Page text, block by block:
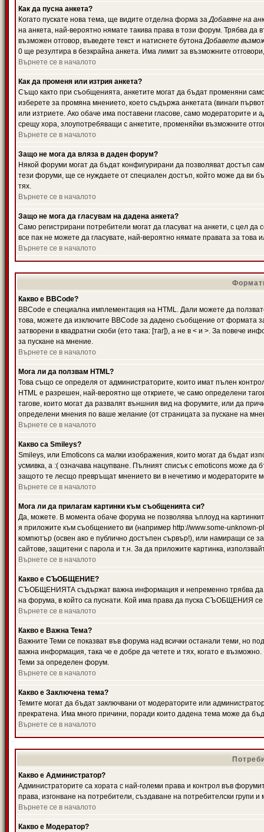
Как да пусна анкета?
Когато пускате нова тема, ще видите отделна форма заДобавяне на
на анкета, най-вероятно нямате такива права в този форум. Трябва да
възможен отговор, въведете текст и натиснете бутонаДобавете
0 ще резултира в безкрайна анкета. Има лимит за възможните
Върнете се в началото
Как да променя или изтрия анкета?
Също както при съобщенията, анкетите могат да бъдат променяни
изберете за промяна мнението, което съдържа анкетата (винаги
или изтриете. Ако обаче има поставени гласове, само модераторите и
срещу хора, злоупотребяващи с анкетите, променяйки възможните
Върнете се в началото
Защо не мога да вляза в даден форум?
Някой форуми могат да бъдат конфигурирани да позволяват достъп
тези форуми, ще се нуждаете от специален достъп, който може да ви
тях.
Върнете се в началото
Защо не мога да гласувам на дадена анкета?
Само регистрирани потребители могат да гласуват на анкети, с цел
все пак не можете да гласувате, най-вероятно нямате правата за това
Върнете се в началото
Какво е BBCode?
BBCode е специална имплементация на HTML. Дали можете да
това, можете да изключите BBCode за дадено съобщение от формата
затворени в квадратни скоби (ето така: [таг]), а не в < и >. За повече
за пускане на мнение.
Върнете се в началото
Мога ли да ползвам HTML?
Това също се определя от администраторите, които имат пълен
HTML е разрешен, най-вероятно ще откриете, че само определени
тагове, които могат да развалят външния вид на форумите, или да
определени мнения по ваше желание (от страницата за пускане на
Върнете се в началото
Какво са Smileys?
Smileys, или Emoticons са малки изображения, които могат да бъдат
усмивка, а :( означава нацупване. Пълният списък с emoticons може да
защото те лесщо превръщат мнението ви в нечетимо и модераторите
Върнете се в началото
Мога ли да прилагам картинки към съобщенията си?
Да, можете. В момента обаче форума не позволява ъплоуд на
я приложите към съобщението ви (например http://www.some-
компютър (освен ако е публично достъпен сървър!), или намиращи се
сайтове, защитени с парола и т.н. За да приложите картинка,
Върнете се в началото
Какво е СЪОБЩЕНИЕ?
СЪОБЩЕНИЯТА съдържат важна информация и непременно трябва да
на форума, в който са пуснати. Кой има права да пуска СЪОБЩЕНИЯ се
Върнете се в началото
Какво е Важна Тема?
Важните Теми се показват във форума над всички останали теми,
важна информация, така че е добре да четете и тях, когато е
Теми за определен форум.
Върнете се в началото
Какво е Заключена тема?
Темите могат да бъдат заключвани от модераторите или
прекратена. Има много причини, поради които дадена тема може да
Върнете се в началото
Какво е Администратор?
Администраторите са хората с най-големи права и контрол във
права, изгонване на потребители, създаване на потребителски групи
Върнете се в началото
Какво е Модератор?